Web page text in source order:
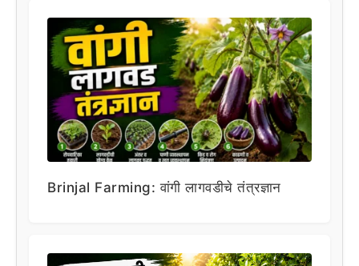
Brinjal Farming: वांगी लागवडीचे तंत्रज्ञान